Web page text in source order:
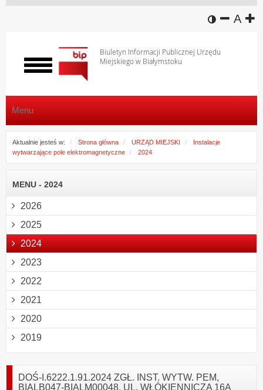
wersja
A
Biuletyn Informacji Publicznej Urzędu
Miejskiego w Białymstoku
Włącz
menu
Menu
Aktualnie jesteś w: Strona główna URZĄD MIEJSKI
Instalacje
wytwarzające pole elektromagnetyczne
2024
MENU - 2024
2026
2025
2024
2023
2022
2021
2020
2019
DOŚ-I.6222.1.91.2024 ZGŁ. INST. WYTW. PEM,
BIALB047-BIALM00048, UL. WŁÓKIENNICZA 16A